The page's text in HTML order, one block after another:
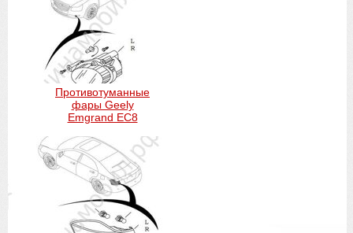
Противотуманные
фары Geely
Emgrand EC8